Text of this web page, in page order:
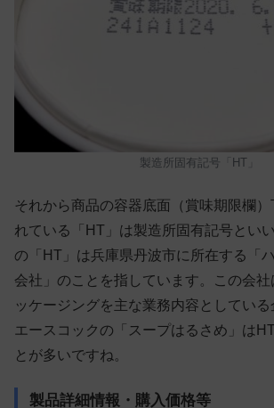
製造所固有記号「HT」
それから商品の容器底面（賞味期限欄）
れている「HT」は製造所固有記号とい
の「HT」は兵庫県丹波市に所在する「
会社」のことを指しています。この会
ッケージングを主な業務内容としてい
エースコックの「スープはるさめ」は
とが多いですね。
製品詳細情報・購入価格等